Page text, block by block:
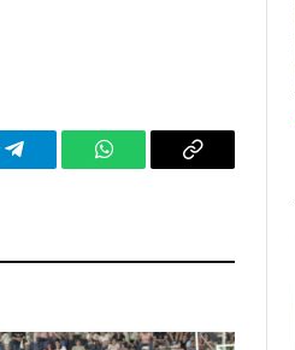
Telegram WhatsAppCopy